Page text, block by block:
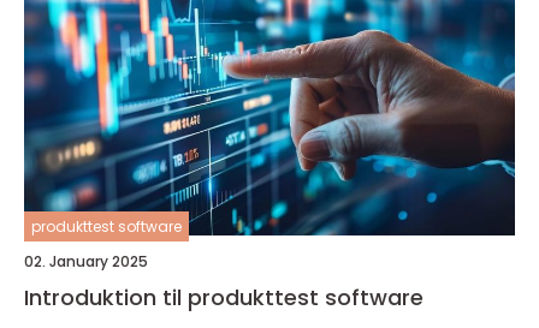
produkttest software
02. January 2025
Introduktion til produkttest software